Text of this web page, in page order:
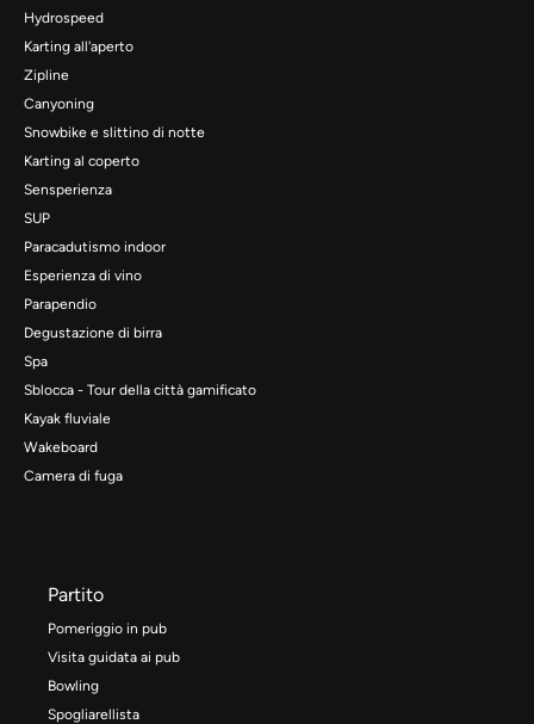
Hydrospeed
Karting all'aperto
Zipline
Canyoning
Snowbike e slittino di notte
Karting al coperto
Sensperienza
SUP
Paracadutismo indoor
Esperienza di vino
Parapendio
Degustazione di birra
Spa
Sblocca - Tour della città gamificato
Kayak fluviale
Wakeboard
Camera di fuga
Partito
Pomeriggio in pub
Visita guidata ai pub
Bowling
Spogliarellista